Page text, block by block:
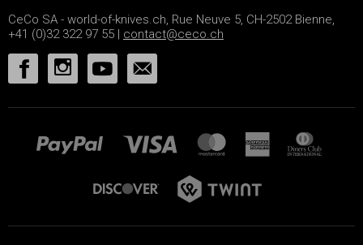
CeCo SA - world-of-knives.ch, Rue Neuve 5, CH-2502 Bienne,
+41 (0)32 322 97 55 | contact@ceco.ch